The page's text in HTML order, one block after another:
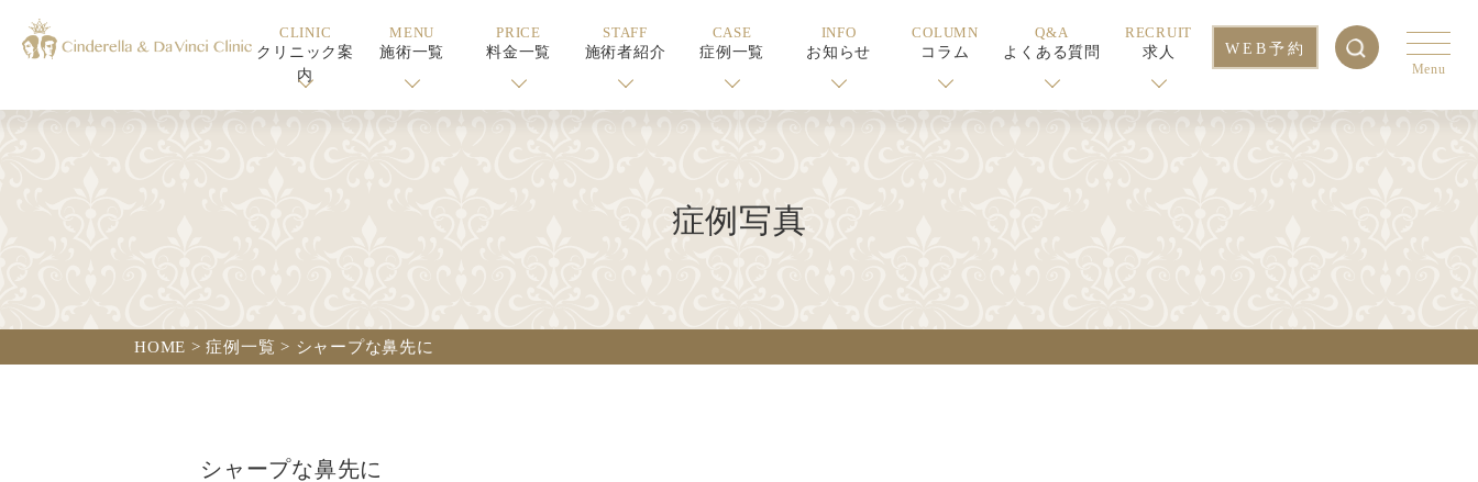
CLINIC
クリニック案
内
MENU
施術一覧
PRICE
料金一覧
STAFF
施術者紹介
CASE
症例一覧
INFO
お知らせ
COLUMN
コラム
Q&A
よくある質問
RECRUIT
求人
WEB予約
Menu
症例写真
HOME >症例一覧 > シャープな鼻先に
シャープな鼻先に